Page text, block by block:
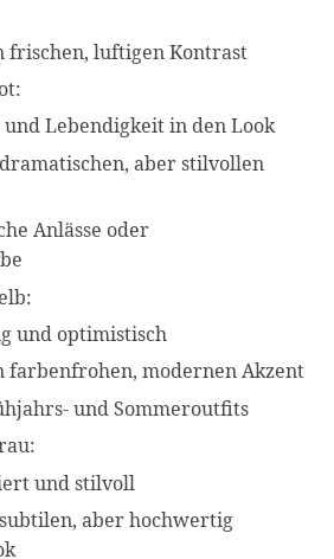
frischen, luftigen Kontrast
Lebendigkeit in den Look
aber stilvollen
Anlässe oder
und optimistisch
farbenfrohen, modernen Akzent
und Sommeroutfits
und stilvoll
aber hochwertig